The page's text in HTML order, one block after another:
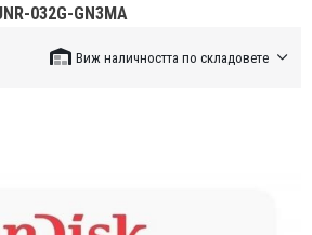
032G-GN3MA
Виж наличността по складовете